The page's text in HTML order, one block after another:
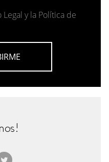
Legal y la Política de